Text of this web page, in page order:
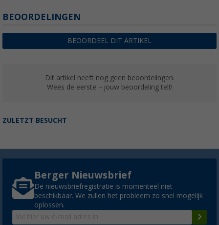
BEOORDELINGEN
BEOORDEEL DIT ARTIKEL
Dit artikel heeft nog geen beoordelingen.
Wees de eerste – jouw beoordeling telt!
ZULETZT BESUCHT
Berger Nieuwsbrief
De nieuwsbriefregistratie is momenteel niet
beschikbaar. We zullen het probleem zo snel mogelijk
oplossen.